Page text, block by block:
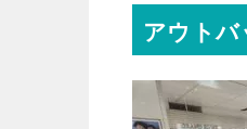
アウト